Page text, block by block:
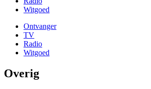
Witgoed
Ontvanger
TV
Radio
Witgoed
Overig